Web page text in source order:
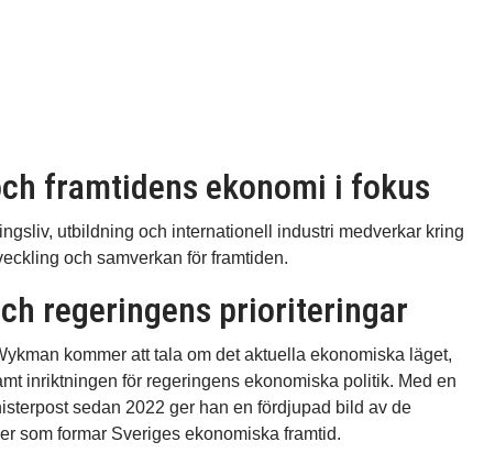
framtidens ekonomi i fokus
utbildning och internationell industri medverkar kring
och samverkan för framtiden.
regeringens prioriteringar
kommer att tala om det aktuella ekonomiska läget,
inriktningen för regeringens ekonomiska politik. Med en
sedan 2022 ger han en fördjupad bild av de
som formar Sveriges ekonomiska framtid.